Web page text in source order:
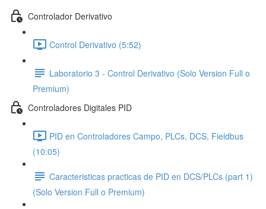
Controlador Derivativo
Control Derivativo (5:52)
Laboratorio 3 - Control Derivativo (Solo Version Full o
Premium)
Controladores Digitales PID
PID en Controladores Campo, PLCs, DCS, Fieldbus
(10:05)
Caracteristicas practicas de PID en DCS/PLCs (part 1)
(Solo Version Full o Premium)